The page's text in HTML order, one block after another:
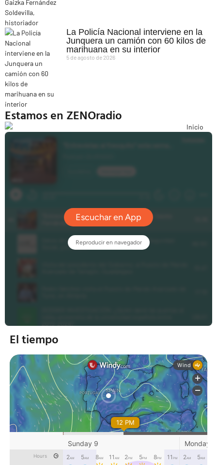
La Policía Nacional interviene en la
Junquera un camión con 60 kilos de
marihuana en su interior
5 de agosto de 2026
Estamos en ZENOradio
El tiempo